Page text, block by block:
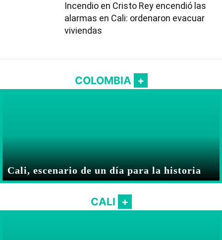
Incendio en Cristo Rey encendió las
alarmas en Cali: ordenaron evacuar
viviendas
COLOMBIA
Cali, escenario de un día para la historia
CALI